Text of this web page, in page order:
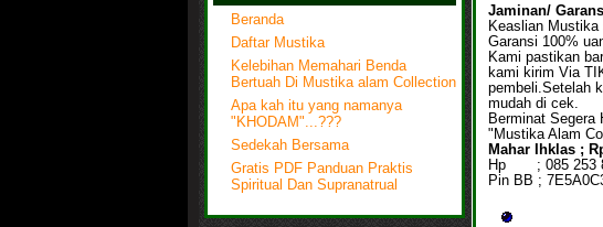
Beranda
Daftar Mustika
Kelebihan Memahari Benda
Bertuah Di Mustika alam Collection
Apa kah itu yang namanya
"KHODAM"...???
Sedekah Bersama
Gratis PDF Panduan Praktis
Spiritual Dan Supranatrual
Jaminan/
Keaslian
Garansi 100%
Kami pastikan
kami kirim Via
pembeli.Setelah
mudah di cek.
Berminat Segera
"Mustika Alam
Mahar Ihklas ;
Hp ; 085 253
Pin BB ;